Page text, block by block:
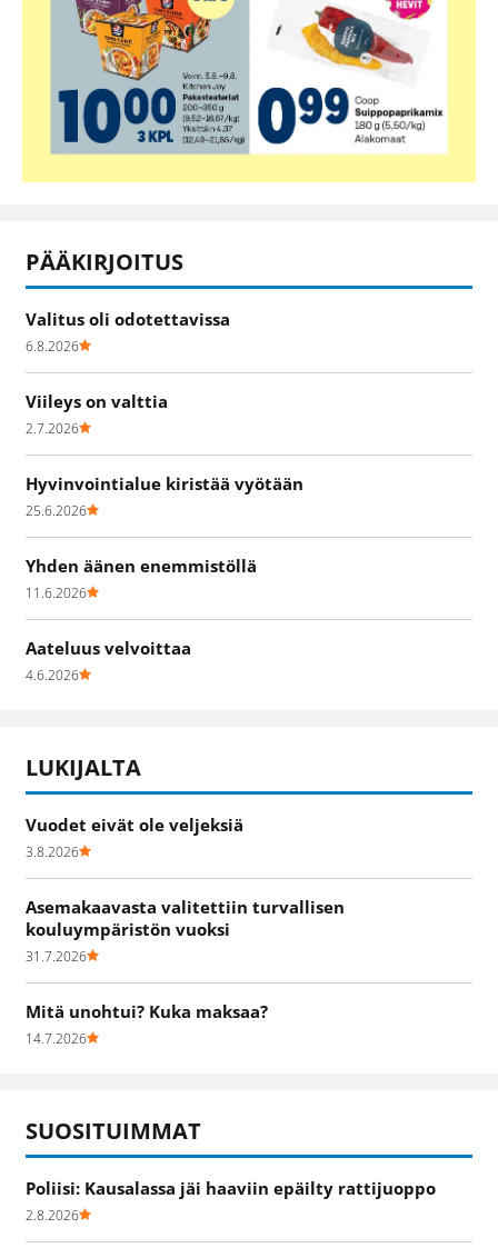
PÄÄKIRJOITUS
Valitus oli odotettavissa
6.8.2026
Viileys on valttia
2.7.2026
Hyvinvointialue kiristää vyötään
25.6.2026
Yhden äänen enemmistöllä
11.6.2026
Aateluus velvoittaa
4.6.2026
LUKIJALTA
Vuodet eivät ole veljeksiä
3.8.2026
Asemakaavasta valitettiin turvallisen
kouluympäristön vuoksi
31.7.2026
Mitä unohtui? Kuka maksaa?
14.7.2026
SUOSITUIMMAT
Poliisi: Kausalassa jäi haaviin epäilty rattijuoppo
2.8.2026